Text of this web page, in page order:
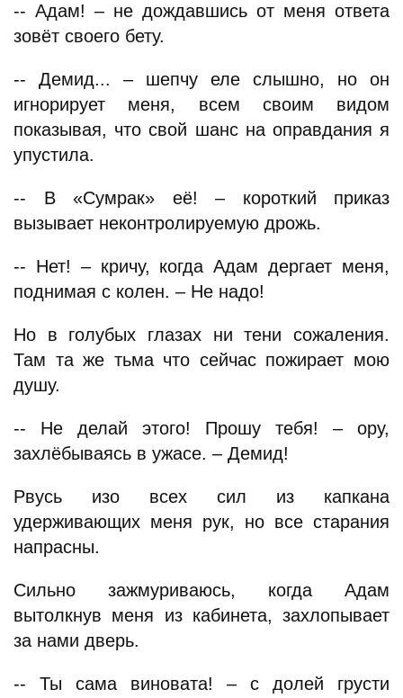
-- Адам! – не дождавшись от меня ответа
зовёт своего бету.
-- Демид... – шепчу еле слышно, но он
игнорирует меня, всем своим видом
показывая, что свой шанс на оправдания я
упустила.
-- В «Сумрак» её! – короткий приказ
вызывает неконтролируемую дрожь.
-- Нет! – кричу, когда Адам дергает меня,
поднимая с колен. – Не надо!
Но в голубых глазах ни тени сожаления.
Там та же тьма что сейчас пожирает мою
душу.
-- Не делай этого! Прошу тебя! – ору,
захлёбываясь в ужасе. – Демид!
Рвусь изо всех сил из капкана
удерживающих меня рук, но все старания
напрасны.
Сильно зажмуриваюсь, когда Адам
вытолкнув меня из кабинета, захлопывает
за нами дверь.
-- Ты сама виновата! – с долей грусти